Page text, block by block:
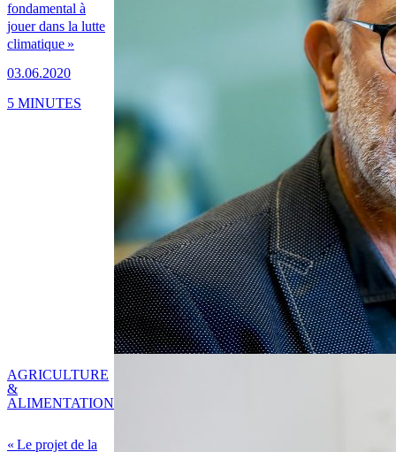
fondamental à
jouer dans la lutte
climatique »
03.06.2020
5 MINUTES
« Le projet de la
AGRICULTURE
&
ALIMENTATION